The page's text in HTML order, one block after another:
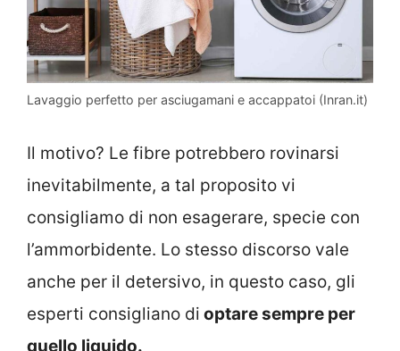
Lavaggio perfetto per asciugamani e accappatoi (Inran.it)
Il motivo? Le fibre potrebbero rovinarsi
inevitabilmente, a tal proposito vi
consigliamo di non esagerare, specie con
l’ammorbidente. Lo stesso discorso vale
anche per il detersivo, in questo caso, gli
esperti consigliano di optare sempre per
quello liquido.